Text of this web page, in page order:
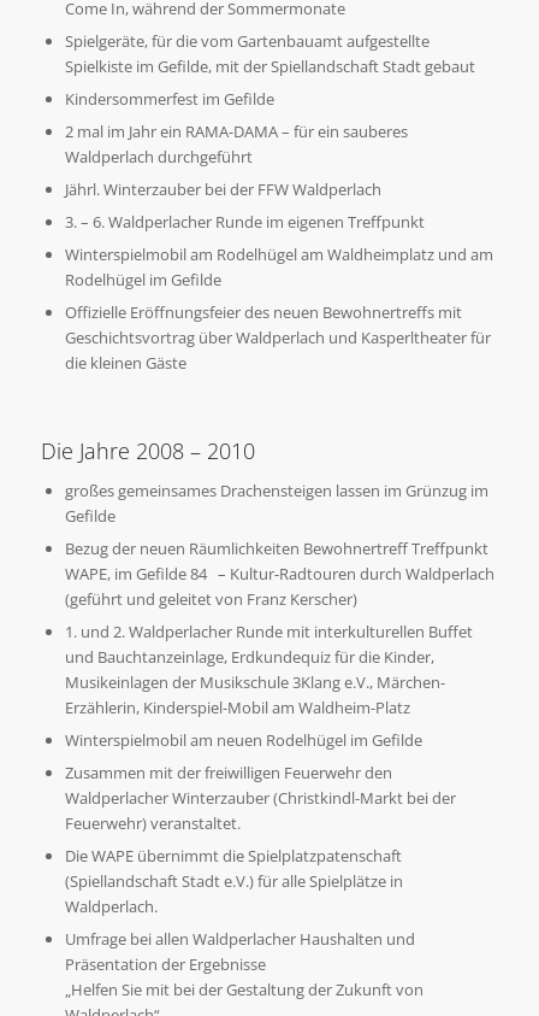
Come In, während der Sommermonate
Spielgeräte, für die vom Gartenbauamt aufgestellte
Spielkiste im Gefilde, mit der Spiellandschaft Stadt gebaut
Kindersommerfest im Gefilde
2 mal im Jahr ein RAMA-DAMA – für ein sauberes
Waldperlach durchgeführt
Jährl. Winterzauber bei der FFW Waldperlach
3. – 6. Waldperlacher Runde im eigenen Treffpunkt
Winterspielmobil am Rodelhügel am Waldheimplatz und am
Rodelhügel im Gefilde
Offizielle Eröffnungsfeier des neuen Bewohnertreffs mit
Geschichtsvortrag über Waldperlach und Kasperltheater für
die kleinen Gäste
Die Jahre 2008 – 2010
großes gemeinsames Drachensteigen lassen im Grünzug im
Gefilde
Bezug der neuen Räumlichkeiten Bewohnertreff Treffpunkt
WAPE, im Gefilde 84 – Kultur-Radtouren durch Waldperlach
(geführt und geleitet von Franz Kerscher)
1. und 2. Waldperlacher Runde mit interkulturellen Buffet
und Bauchtanzeinlage, Erdkundequiz für die Kinder,
Musikeinlagen der Musikschule 3Klang e.V., Märchen-
Erzählerin, Kinderspiel-Mobil am Waldheim-Platz
Winterspielmobil am neuen Rodelhügel im Gefilde
Zusammen mit der freiwilligen Feuerwehr den
Waldperlacher Winterzauber (Christkindl-Markt bei der
Feuerwehr) veranstaltet.
Die WAPE übernimmt die Spielplatzpatenschaft
(Spiellandschaft Stadt e.V.) für alle Spielplätze in
Waldperlach.
Umfrage bei allen Waldperlacher Haushalten und
Präsentation der Ergebnisse
„Helfen Sie mit bei der Gestaltung der Zukunft von